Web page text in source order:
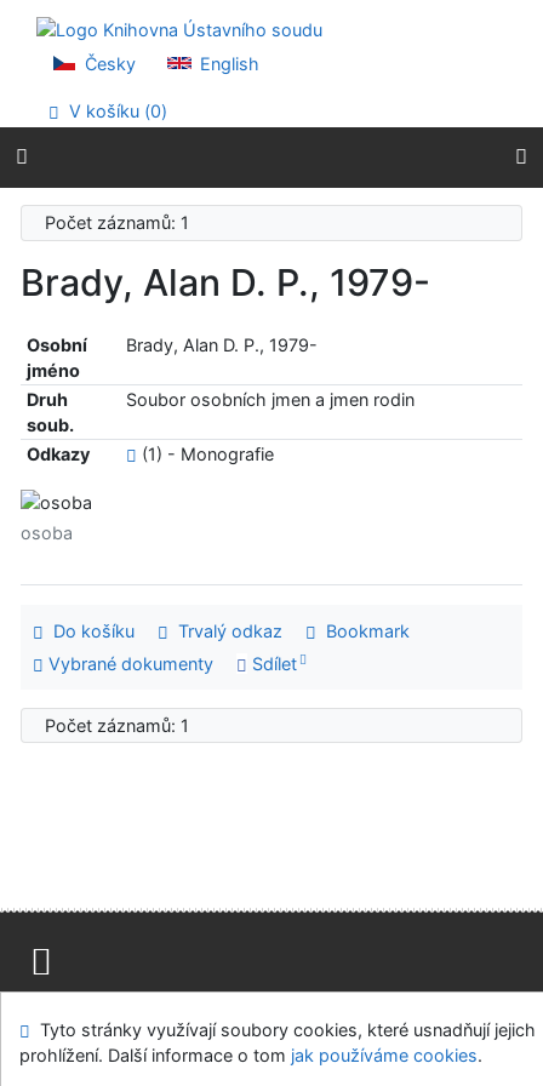
Přejít na menu
Prohlášení o webové přístupnosti
Česky English
V košíku (0)
Počet záznamů: 1
Brady, Alan D. P., 1979-
Osobní
jméno
Brady, Alan D. P., 1979-
Druh
soub.
Soubor osobních jmen a jmen rodin
Odkazy (1) - Monografie
osoba
Do košíku Trvalý odkaz
Bookmark
Vybrané dokumenty
Sdílet
Počet záznamů: 1
Modul OpenSearch
Napište nám Nastavení cookies
Tyto stránky využívají soubory cookies, které usnadňují jejich
prohlížení. Další informace o tom jak používáme cookies.